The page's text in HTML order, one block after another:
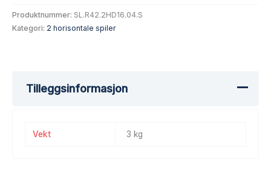
Produktnummer: SL.R42.2HD16.04.S
Kategori: 2 horisontale spiler
Tilleggsinformasjon
Vekt 3 kg